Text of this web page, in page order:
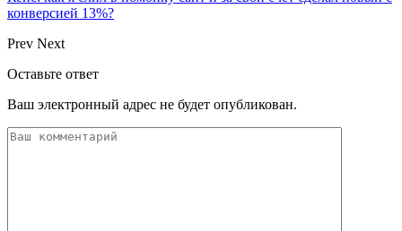
конверсией 13%?
Prev Next
Оставьте ответ
Ваш электронный адрес не будет опубликован.